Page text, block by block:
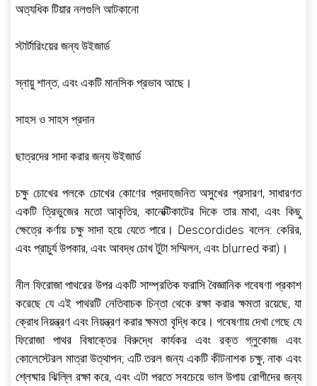
অত্যধিক টিয়ার নলগুলি আটকানো
স্টার্টারিংয়ের জন্য উইজার্ড
স্নায়ু শান্ত, এবং একটি মানসিক প্রভাব আছে।
সাহস ও সাহস প্রদান
ছাত্রদের সাদা করার জন্য উইজার্ড
চক্ষু চোখের পলকে চোখের কোণের প্রদাহজনিত অসুখের প্রসারণ, সাধারণত
একটি ত্রিভুজের মতো আকৃতির, কানেক্টিকাটের দিকে তার মাথা, এবং কিছু
ক্ষেত্রে কর্ণায় চক্ষু সাদা হয়ে যেতে পারে। Descordides বলেন: কেরির,
এবং প্রাচুর্য উপকার, এবং আবদ্ধ চোখ টুটা সম্মিলন, এবং blurred করা)।
নীল ফিরোজা পাথরের উপর একটি সাম্প্রতিক ফরাসি বৈজ্ঞানিক গবেষণা প্রকাশ
করেছে যে এই পাথরটি নেতিবাচক চিন্তা থেকে রক্ষা করার ক্ষমতা রয়েছে, যা
ক্রোধ নিয়ন্ত্রণ এবং নিয়ন্ত্রণ করার ক্ষমতা বৃদ্ধি করে। গবেষণায় দেখা গেছে যে
ফিরোজা পাথর বিষাক্তের বিরুদ্ধে কার্যকর এবং রক্ত ​​গ্লুকোজ এবং
কোলেস্টেরল মাত্রা উত্থাপন; এটি তরল জন্য একটি কীটনাশক চক্ষু, নাক এবং
শ্লেষ্মার ঝিল্লি রক্ষা করে, এবং এটা পরতে সবচেয়ে ভাল উপায় রোগীদের জন্য